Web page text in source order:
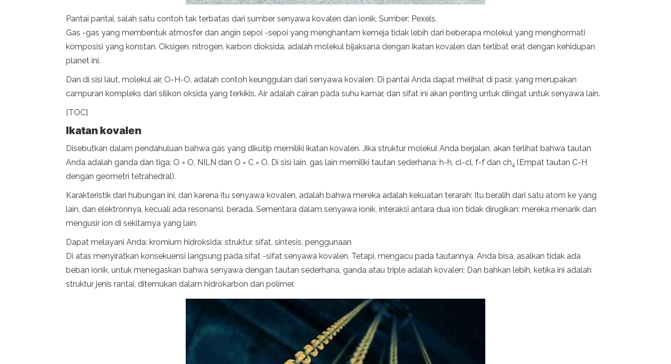
Pantai pantai, salah satu contoh tak terbatas dari sumber senyawa kovalen dan ionik. Sumber: Pexels.
Gas -gas yang membentuk atmosfer dan angin sepoi -sepoi yang menghantam kemeja tidak lebih dari beberapa molekul yang menghormati
komposisi yang konstan. Oksigen, nitrogen, karbon dioksida, adalah molekul bijaksana dengan ikatan kovalen dan terlibat erat dengan kehidupan
planet ini.
Dan di sisi laut, molekul air, O-H-O, adalah contoh keunggulan dari senyawa kovalen. Di pantai Anda dapat melihat di pasir, yang merupakan
campuran kompleks dari silikon oksida yang terkikis. Air adalah cairan pada suhu kamar, dan sifat ini akan penting untuk diingat untuk senyawa lain.
[TOC]
Ikatan kovalen
Disebutkan dalam pendahuluan bahwa gas yang dikutip memiliki ikatan kovalen. Jika struktur molekul Anda berjalan, akan terlihat bahwa tautan
Anda adalah ganda dan tiga: O = O, NILN dan O = C = O. Di sisi lain, gas lain memiliki tautan sederhana: h-h, cl-cl, f-f dan ch4 (Empat tautan C-H
dengan geometri tetrahedral).
Karakteristik dari hubungan ini, dan karena itu senyawa kovalen, adalah bahwa mereka adalah kekuatan terarah; Itu beralih dari satu atom ke yang
lain, dan elektronnya, kecuali ada resonansi, berada. Sementara dalam senyawa ionik, interaksi antara dua ion tidak dirugikan: mereka menarik dan
mengusir ion di sekitarnya yang lain.
Dapat melayani Anda: kromium hidroksida: struktur, sifat, sintesis, penggunaan
Di atas menyiratkan konsekuensi langsung pada sifat -sifat senyawa kovalen. Tetapi, mengacu pada tautannya, Anda bisa, asalkan tidak ada
beban ionik, untuk menegaskan bahwa senyawa dengan tautan sederhana, ganda atau triple adalah kovalen; Dan bahkan lebih, ketika ini adalah
struktur jenis rantai, ditemukan dalam hidrokarbon dan polimer.